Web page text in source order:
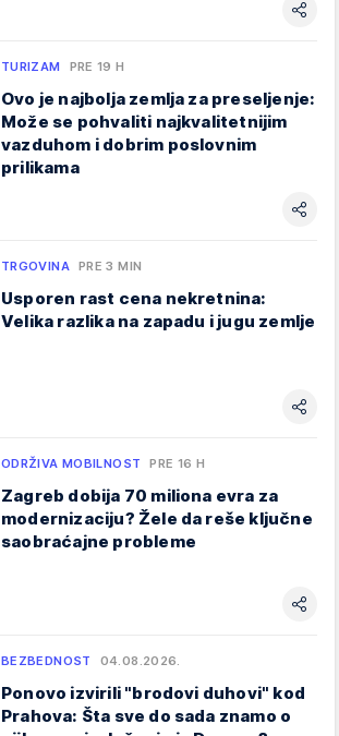
TURIZAM PRE 19 H
Ovo je najbolja zemlja za preseljenje:
Može se pohvaliti najkvalitetnijim
vazduhom i dobrim poslovnim
prilikama
TRGOVINA PRE 3 MIN
Usporen rast cena nekretnina:
Velika razlika na zapadu i jugu zemlje
ODRŽIVA MOBILNOST PRE 16 H
Zagreb dobija 70 miliona evra za
modernizaciju? Žele da reše ključne
saobraćajne probleme
BEZBEDNOST 04.08.2026.
Ponovo izvirili "brodovi duhovi" kod
Prahova: Šta sve do sada znamo o